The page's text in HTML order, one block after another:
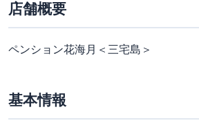
店舗概要
ペンション花海月＜三宅島＞
基本情報